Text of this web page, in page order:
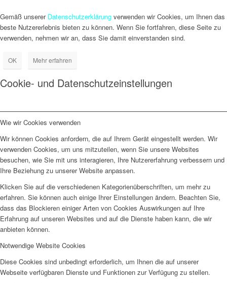
Gemäß unserer Datenschutzerklärung verwenden wir Cookies, um Ihnen das
beste Nutzererlebnis bieten zu können. Wenn Sie fortfahren, diese Seite zu
verwenden, nehmen wir an, dass Sie damit einverstanden sind.
OK Mehr erfahren
Cookie- und Datenschutzeinstellungen
Wie wir Cookies verwenden
Wir können Cookies anfordern, die auf Ihrem Gerät eingestellt werden. Wir
verwenden Cookies, um uns mitzuteilen, wenn Sie unsere Websites
besuchen, wie Sie mit uns interagieren, Ihre Nutzererfahrung verbessern und
Ihre Beziehung zu unserer Website anpassen.
Klicken Sie auf die verschiedenen Kategorienüberschriften, um mehr zu
erfahren. Sie können auch einige Ihrer Einstellungen ändern. Beachten Sie,
dass das Blockieren einiger Arten von Cookies Auswirkungen auf Ihre
Erfahrung auf unseren Websites und auf die Dienste haben kann, die wir
anbieten können.
Notwendige Website Cookies
Diese Cookies sind unbedingt erforderlich, um Ihnen die auf unserer
Webseite verfügbaren Dienste und Funktionen zur Verfügung zu stellen.